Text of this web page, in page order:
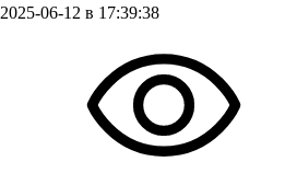
2025-06-12 в 17:39:38